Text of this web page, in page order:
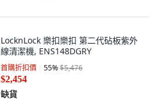
LocknLock 樂扣樂扣 第二代砧板紫外
線清潔機, ENS148DGRY
首購折扣價 55%$5,476
$2,454
缺貨